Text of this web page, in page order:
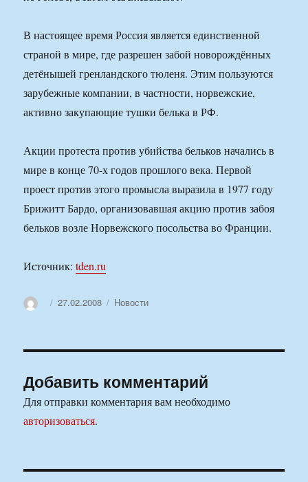
В настоящее время Россия является единственной
страной в мире, где разрешен забой новорождённых
детёнышей гренландского тюленя. Этим пользуются
зарубежные компании, в частности, норвежские,
активно закупающие тушки белька в РФ.
Акции протеста против убийства бельков начались в
мире в конце 70-х годов прошлого века. Первой
проест против этого промысла выразила в 1977 году
Брижитт Бардо, организовавшая акцию против забоя
бельков возле Норвежского посольства во Франции.
Источник:tden.ru
АвторОпубликовано
27.02.2008 Рубрики
Новости
Добавить комментарий
Для отправки комментария вам необходимо
авторизоваться.